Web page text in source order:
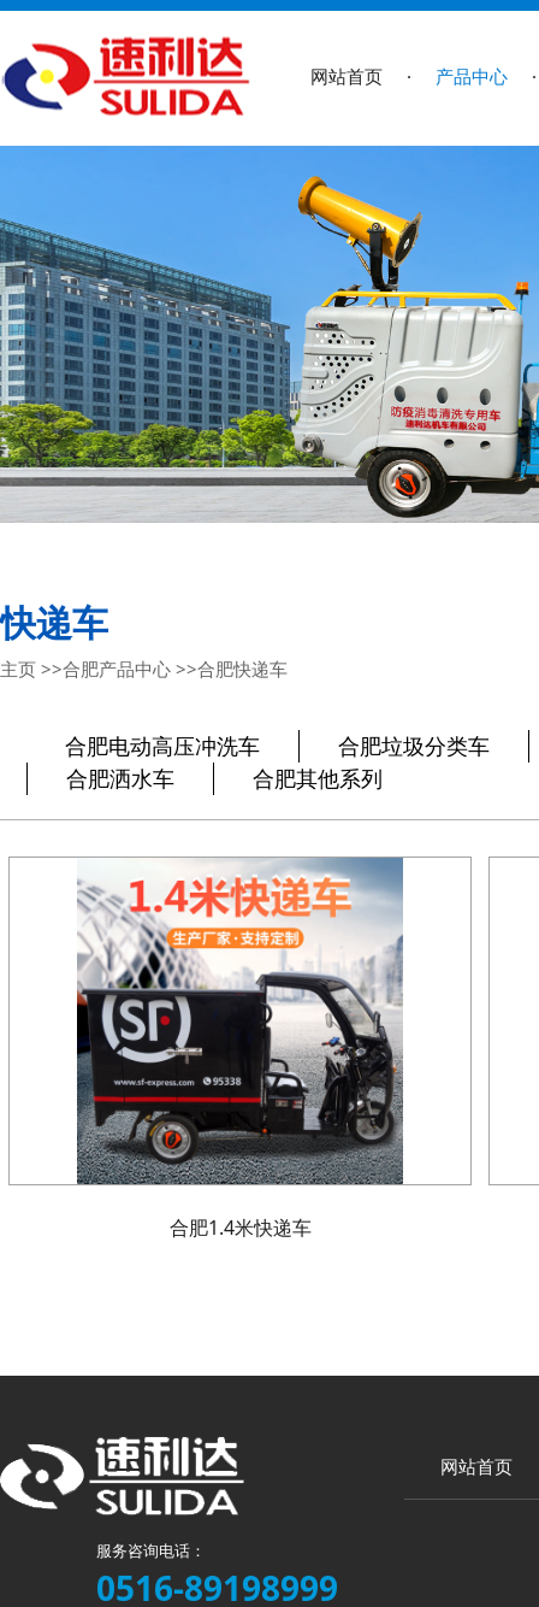
网站首页 产品中心
快递车
主页 >>合肥产品中心 >>合肥快递车
合肥电动高压冲洗车
合肥垃圾分类车
合肥洒水车
合肥其他系列
合肥1.4米快递车
服务咨询电话：
0516-89198999
网站首页